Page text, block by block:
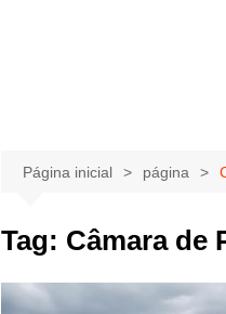
Página inicial página
Tag: Câmara de